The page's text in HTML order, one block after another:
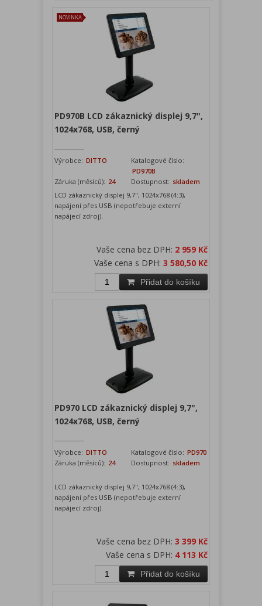
NOVINKA
PD970B LCD zákaznický displej 9,7",
1024x768, USB, černý
Výrobce: DITTO
Katalogové číslo:
PD970B
Záruka (měsíců): 24 Dostupnost: skladem
LCD zákaznický displej 9,7", 1024x768 (4:3),
napájení přes USB (nepotřebuje externí
napájecí zdroj).
Vaše cena bez DPH: 2 959 Kč
Vaše cena s DPH: 3 580,50 Kč
Přidat do košíku
PD970 LCD zákaznický displej 9,7",
1024x768, USB, černý
Výrobce: DITTO Katalogové číslo: PD970
Záruka (měsíců): 24 Dostupnost: skladem
LCD zákaznický displej 9,7", 1024x768 (4:3),
napájení přes USB (nepotřebuje externí
napájecí zdroj).
Vaše cena bez DPH: 3 399 Kč
Vaše cena s DPH: 4 113 Kč
Přidat do košíku